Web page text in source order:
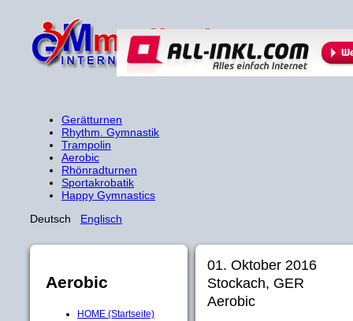
Gerätturnen
Rhythm. Gymnastik
Trampolin
Aerobic
Rhönradturnen
Sportakrobatik
Happy Gymnastics
Deutsch Englisch
Aerobic
HOME (Startseite)
01. Oktober 2016
Stockach, GER
Aerobic